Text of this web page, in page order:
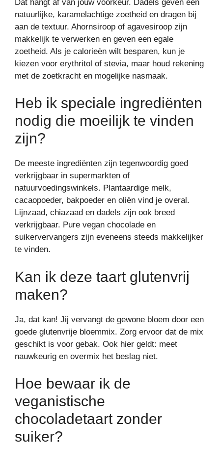
Dat hangt af van jouw voorkeur. Dadels geven een
natuurlijke, karamelachtige zoetheid en dragen bij
aan de textuur. Ahornsiroop of agavesiroop zijn
makkelijk te verwerken en geven een egale
zoetheid. Als je calorieën wilt besparen, kun je
kiezen voor erythritol of stevia, maar houd rekening
met de zoetkracht en mogelijke nasmaak.
Heb ik speciale ingrediënten
nodig die moeilijk te vinden
zijn?
De meeste ingrediënten zijn tegenwoordig goed
verkrijgbaar in supermarkten of
natuurvoedingswinkels. Plantaardige melk,
cacaopoeder, bakpoeder en oliën vind je overal.
Lijnzaad, chiazaad en dadels zijn ook breed
verkrijgbaar. Pure vegan chocolade en
suikervervangers zijn eveneens steeds makkelijker
te vinden.
Kan ik deze taart glutenvrij
maken?
Ja, dat kan! Jij vervangt de gewone bloem door een
goede glutenvrije bloemmix. Zorg ervoor dat de mix
geschikt is voor gebak. Ook hier geldt: meet
nauwkeurig en overmix het beslag niet.
Hoe bewaar ik de
veganistische
chocoladetaart zonder
suiker?